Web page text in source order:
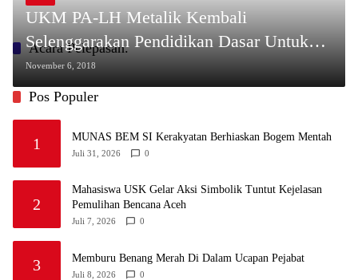
Acara Pelepasan.
UKM PA-LH Metalik Kembali
Selenggarakan Pendidikan Dasar Untuk
Angakatan Muda
November 6, 2018
Pos Populer
1 MUNAS BEM SI Kerakyatan Berhiaskan Bogem Mentah
Juli 31, 2026 0
2
Mahasiswa USK Gelar Aksi Simbolik Tuntut Kejelasan
Pemulihan Bencana Aceh
Juli 7, 2026 0
3 Memburu Benang Merah Di Dalam Ucapan Pejabat
Juli 8, 2026 0